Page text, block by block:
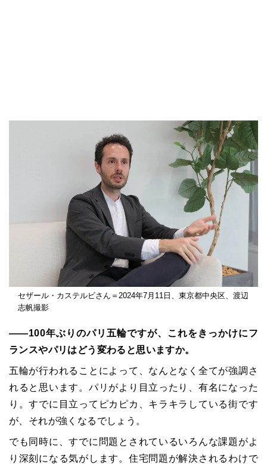
セザール・カステルビさん＝2024年7月11日、東京都中央区、渡辺
志帆撮影
――100年ぶりのパリ五輪ですが、これをきっかけにフ
ランスやパリはどう変わると思いますか。
五輪が行われることによって、なんとなく全てが強調さ
れると思います。パリがより目立ったり、有名になった
り。すでに目立ってピカピカ、キラキラしている街です
が、それが強くなるでしょう。
でも同時に、すでに問題とされているいろんな課題がよ
り深刻になる気がします。住宅問題が解決されるわけで